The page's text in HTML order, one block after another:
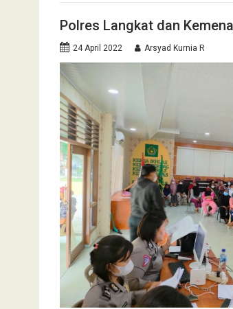
Polres Langkat dan
24 April 2022 Arsyad Kurnia R